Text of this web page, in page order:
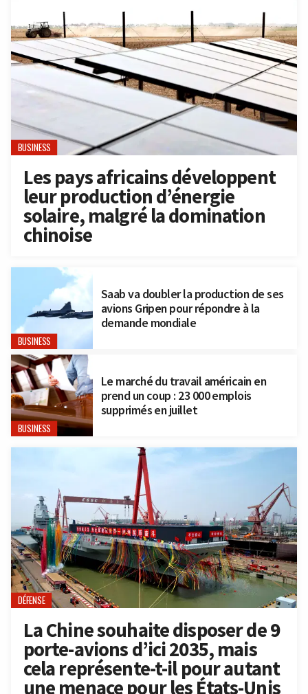
BUSINESS
Les pays africains développent
leur production d’énergie
solaire, malgré la domination
chinoise
BUSINESS
Saab va doubler la production de ses
avions Gripen pour répondre à la
demande mondiale
BUSINESS
Le marché du travail américain en
prend un coup : 23 000 emplois
supprimés en juillet
DÉFENSE
La Chine souhaite disposer de 9
porte-avions d’ici 2035, mais
cela représente-t-il pour autant
une menace pour les États-Unis